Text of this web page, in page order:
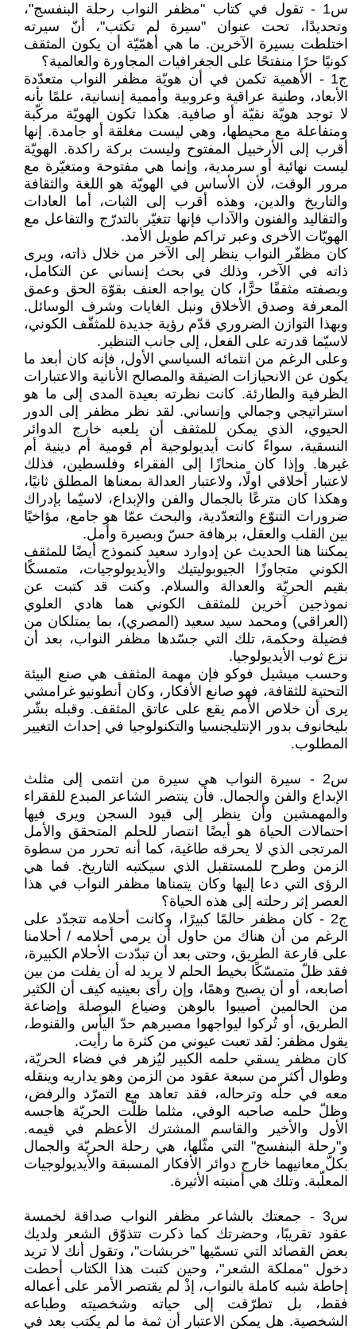
س1 - تقول في كتاب "مظفر النواب رحلة البنفسج"،
وتحديدًا، تحت عنوان "سيرة لم تكتب"، أنّ سيرته
اختلطت بسيرة الآخرين. ما هي أهمّيّة أن يكون المثقف
كونيًا حرًا منفتحًا على الجغرافيات المجاورة والعالمية؟
ج1 - الأهمية تكمن في أن هويّة مظفر النواب متعدّدة
الأبعاد، وطنية عراقية وعروبية وأممية إنسانية، علمًا بأنه
لا توجد هويّة نقيّة أو صافية. هكذا تكون الهويّة مركّبة
ومتفاعلة مع محيطها، وهي ليست مغلقة أو جامدة. إنها
أقرب إلى الأرخبيل المفتوح وليست بركة راكدة. الهويّة
ليست نهائية أو سرمدية، وإنما هي مفتوحة ومتغيّرة مع
مرور الوقت، لأن الأساس في الهويّة هو اللغة والثقافة
والتاريخ والدين، وهذه أقرب إلى الثبات، أما العادات
والتقاليد والفنون والآداب فإنها تتغيّر بالتدرّج والتفاعل مع
الهويّات الأخرى وعبر تراكم طويل الأمد.
كان مظفّر النواب ينظر إلى الآخر من خلال ذاته، ويرى
ذاته في الآخر، وذلك في بحث إنساني عن التكامل،
وبصفته مثقفًا حرًّا، كان يواجه العنف بقوّة الحق وعمق
المعرفة وصدق الأخلاق ونبل الغايات وشرف الوسائل.
وبهذا التوازن الضروري قدّم رؤية جديدة للمثقّف الكوني،
لاسيّما قدرته على الفعل، إلى جانب التنظير.
وعلى الرغم من انتمائه السياسي الأول، فإنه كان أبعد ما
يكون عن الانحيازات الضيقة والمصالح الأنانية والاعتبارات
الظرفية والطارئة. كانت نظرته بعيدة المدى إلى ما هو
استراتيجي وجمالي وإنساني. لقد نظر مظفر إلى الدور
الحيوي، الذي يمكن للمثقف أن يلعبه خارج الدوائر
النسقية، سواءً كانت أيديولوجية أم قومية أم دينية أم
غيرها. وإذا كان منحازًا إلى الفقراء وفلسطين، فذلك
لاعتبار أخلاقي اولًا، ولاعتبار العدالة بمعناها المطلق ثانيًا،
وهكذا كان مترعًا بالجمال والفن والإبداع، لاسيّما بإدراك
ضرورات التنوّع والتعدّدية، والبحث عمّا هو جامع، مؤاخيًا
بين القلب والعقل، برهافة حسّ وبصيرة وأمل.
يمكننا هنا الحديث عن إدوارد سعيد كنموذج أيضًا للمثقف
الكوني متجاوزًا الجيوبوليتيك والأيديولوجيات، متمسكًا
بقيم الحريّة والعدالة والسلام. وكنت قد كتبت عن
نموذجين آخرين للمثقف الكوني هما هادي العلوي
(العراقي) ومحمد سيد سعيد (المصري)، بما يمتلكان من
فضيلة وحكمة، تلك التي جسّدها مظفر النواب، بعد أن
نزع ثوب الأيديولوجيا.
وحسب ميشيل فوكو فإن مهمة المثقف هي صنع البيئة
التحتية للثقافة، فهو صانع الأفكار، وكان أنطونيو غرامشي
يرى أن خلاص الأمم يقع على عاتق المثقف. وقبله بشّر
بليخانوف بدور الإنتليجنسيا والتكنولوجيا في إحداث التغيير
المطلوب.
س2 - سيرة النواب هي سيرة من انتمى إلى مثلث
الإبداع والفن والجمال. فأن ينتصر الشاعر المبدع للفقراء
والمهمشين وأن ينظر إلى قيود السجن ويرى فيها
احتمالات الحياة هو أيضًا انتصار للحلم المتحقق والأمل
المرتجى الذي لا يحرقه طاغية، كما أنه تحرر من سطوة
الزمن وطرح للمستقبل الذي سيكتبه التاريخ. فما هي
الرؤى التي دعا إليها وكان يتمناها مظفر النواب في هذا
العصر إثر رحلته إلى هذه الحياة؟
ج2 - كان مظفر حالمًا كبيرًا، وكانت أحلامه تتجدّد على
الرغم من أن هناك من حاول أن يرمي أحلامه / أحلامنا
على قارعة الطريق، وحتى بعد أن تبدّدت الأحلام الكبيرة،
فقد ظلّ متمسّكًا بخيط الحلم لا يريد له أن يفلت من بين
أصابعه، أو أن يصبح وهمًا، وإن رأى بعينيه كيف أن الكثير
من الحالمين أصيبوا بالوهن وضياع البوصلة وإضاعة
الطريق، أو تُركوا ليواجهوا مصيرهم حدّ اليأس والقنوط،
يقول مظفر: لقد تعبت عيوني من كثرة ما رأيت.
كان مظفر يسقي حلمه الكبير ليُزهر في فضاء الحريّة،
وطوال أكثر من سبعة عقود من الزمن وهو يداريه وينقله
معه في حلّه وترحاله، فقد تعاهد مع التمرّد والرفض،
وظلّ حلمه صاحبه الوفي، مثلما ظلّت الحريّة هاجسه
الأول والأخير والقاسم المشترك الأعظم في قيمه.
و"رحلة البنفسج" التي مثّلها، هي رحلة الحريّة والجمال
بكلّ معانيهما خارج دوائر الأفكار المسبقة والأيديولوجيات
المعلّبة. وتلك هي أمنيته الأثيرة.
س3 - جمعتك بالشاعر مظفر النواب صداقة لخمسة
عقود تقريبًا، وحضرتك كما ذكرت تتذوّق الشعر ولديك
بعض القصائد التي تسمّيها "خربشات"، وتقول أنك لا تريد
دخول "مملكة الشعر"، وحين كتبت هذا الكتاب أحطت
إحاطة شبه كاملة بالنواب، إذْ لم يقتصر الأمر على أعماله
فقط، بل تطرّقت إلى حياته وشخصيته وطباعه
الشخصية. هل يمكن الاعتبار أن ثمة ما لم يكتب بعد في